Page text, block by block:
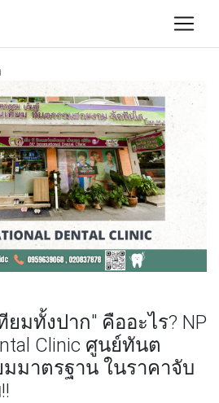
มทั้งปาก" คืออะไร? NP
Clinic ศูนย์ทันต
มาตรฐาน ในราคาจับ